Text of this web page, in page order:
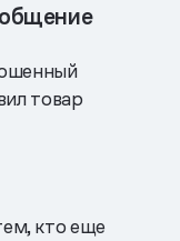
товар
кто еще